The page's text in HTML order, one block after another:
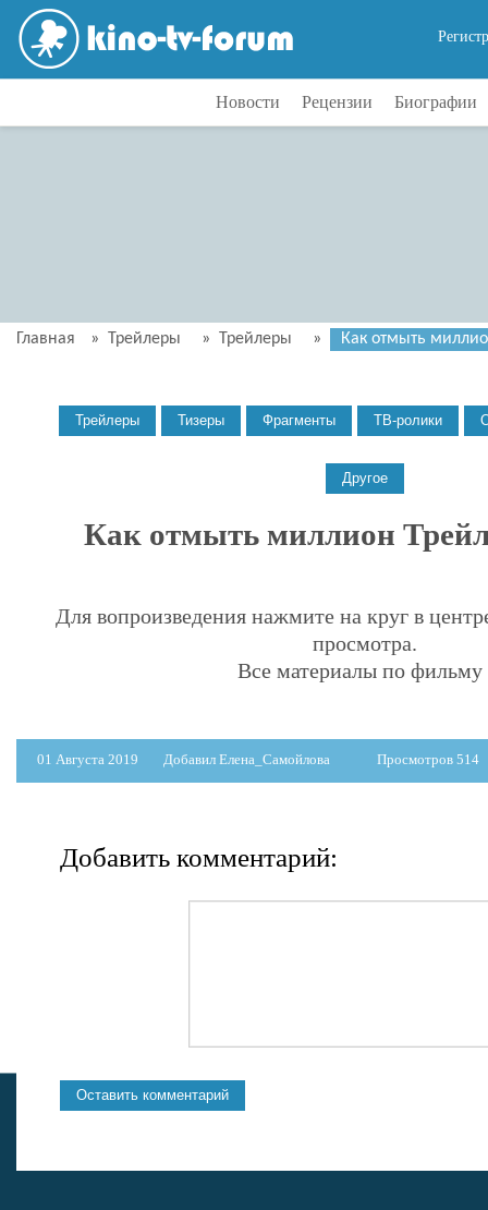
Новости Рецензии Биографии
Главная » Трейлеры » Трейлеры » Как отмыть
Как отмыть миллион
Для вопроизведения нажмите на круг в
просмотра.
Все материалы по фильму
01 Августа 2019 Добавил Елена_Самойлова Просмотров 514
Добавить комментарий: